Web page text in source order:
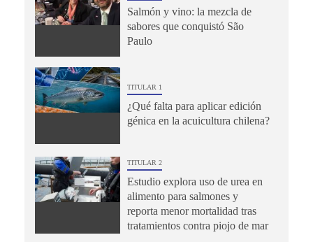
Salmón y vino: la mezcla de
sabores que conquistó São
Paulo
TITULAR 1
¿Qué falta para aplicar edición
génica en la acuicultura chilena?
TITULAR 2
Estudio explora uso de urea en
alimento para salmones y
reporta menor mortalidad tras
tratamientos contra piojo de mar